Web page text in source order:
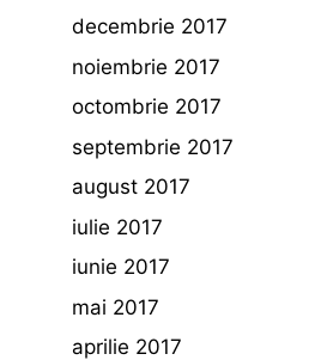
decembrie 2017
noiembrie 2017
octombrie 2017
septembrie 2017
august 2017
iulie 2017
iunie 2017
mai 2017
aprilie 2017